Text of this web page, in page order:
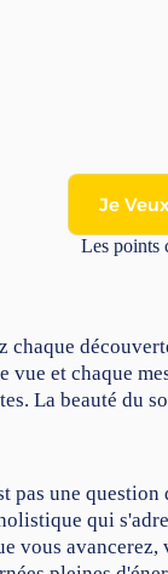
Je
Les points
chaque
vue et chaque
La beauté du
pas une question
qui
vous avancerez,